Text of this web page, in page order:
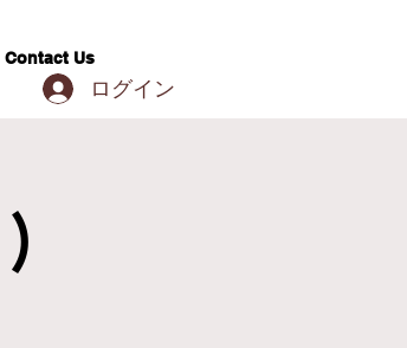
Contact Us
ログイン